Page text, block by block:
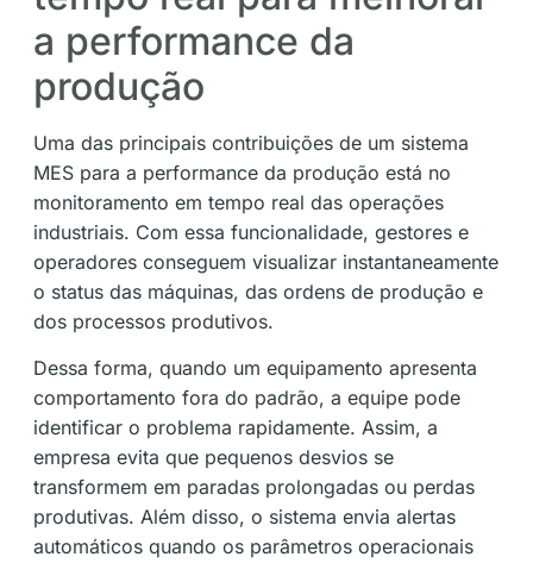
a performance da
produção
Uma das principais contribuições de um sistema
MES para a performance da produção está no
monitoramento em tempo real das operações
industriais. Com essa funcionalidade, gestores e
operadores conseguem visualizar instantaneamente
o status das máquinas, das ordens de produção e
dos processos produtivos.
Dessa forma, quando um equipamento apresenta
comportamento fora do padrão, a equipe pode
identificar o problema rapidamente. Assim, a
empresa evita que pequenos desvios se
transformem em paradas prolongadas ou perdas
produtivas. Além disso, o sistema envia alertas
automáticos quando os parâmetros operacionais